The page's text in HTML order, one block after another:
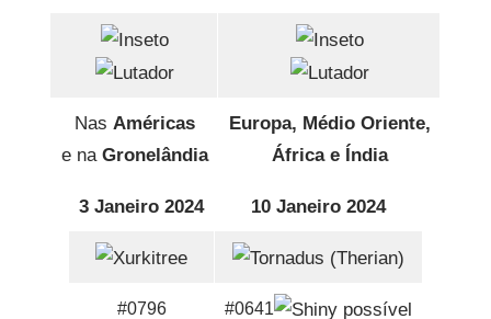
Nas Américas
e na Gronelândia
Europa, Médio Oriente,
África e Índia
3 Janeiro 2024
#0796
10 Janeiro 2024
#0641